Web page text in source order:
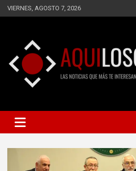
Saltar
al
VIERNES, AGOSTO 7, 2026
AQUÍ LOS GREMIOS
INFORMACIÓN GREMIAL